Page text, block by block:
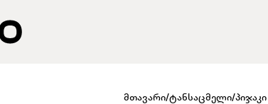
მთავარი/ტანსაცმელი/პიჯაკი